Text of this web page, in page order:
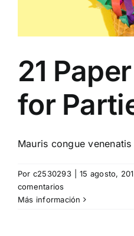
21
for
Mauris congue
Por c2530293 15 agosto,
comentarios
Más información